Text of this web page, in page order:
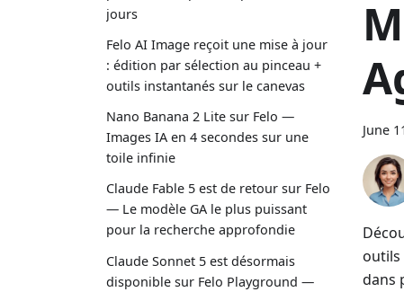
jours
Felo AI Image reçoit une mise à jour
: édition par sélection au pinceau +
outils instantanés sur le canevas
Nano Banana 2 Lite sur Felo —
Images IA en 4 secondes sur une
toile infinie
Claude Fable 5 est de retour sur Felo
— Le modèle GA le plus puissant
pour la recherche approfondie
Claude Sonnet 5 est désormais
disponible sur Felo Playground —
June
outils
dans